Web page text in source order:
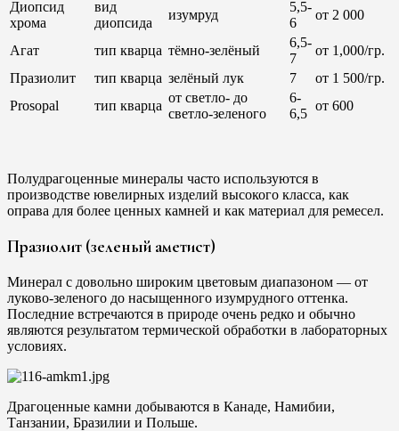
Диопсид
хрома
вид
диопсида
изумруд
5,5-
6
от 2 000
Агат тип кварца тёмно-зелёный
6,5-
7
от 1,000/гр.
Празиолит
тип кварца зелёный лук 7
от 1 500/гр.
Prosopal
тип кварца
от светло- до
светло-зеленого
6-
6,5
от 600
Полудрагоценные минералы часто используются в
производстве ювелирных изделий высокого класса, как
оправа для более ценных камней и как материал для ремесел.
Празиолит (зеленый аметист)
Минерал с довольно широким цветовым диапазоном — от
луково-зеленого до насыщенного изумрудного оттенка.
Последние встречаются в природе очень редко и обычно
являются результатом термической обработки в лабораторных
условиях.
Драгоценные камни добываются в Канаде, Намибии,
Танзании, Бразилии и Польше.